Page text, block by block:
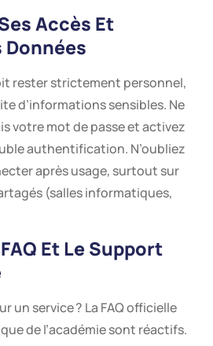
Accès Et
Données
rester strictement personnel,
d’informations sensibles. Ne
votre mot de passe et activez
authentification. N’oubliez
après usage, surtout sur
(salles informatiques,
Et Le Support
un service ? La FAQ officielle
de l’académie sont réactifs.